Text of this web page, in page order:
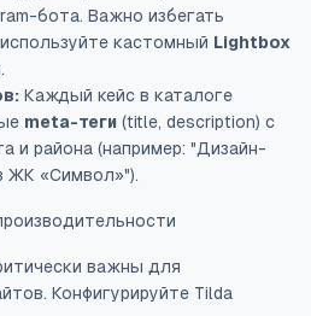
бота. Важно избегать
кастомный Lightbox
Каждый кейс в каталоге
meta-теги (title, description) с
и района (например: "Дизайн-
ЖК «Символ»").
важны для
Конфигурируйте Tilda